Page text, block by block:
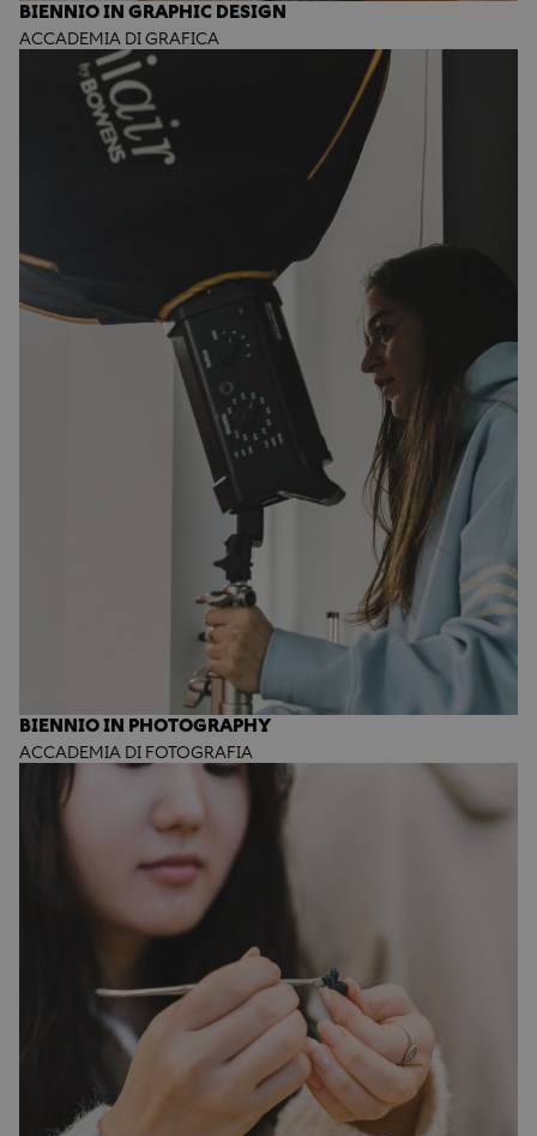
BIENNIO IN GRAPHIC DESIGN
ACCADEMIA DI GRAFICA
BIENNIO IN PHOTOGRAPHY
ACCADEMIA DI FOTOGRAFIA